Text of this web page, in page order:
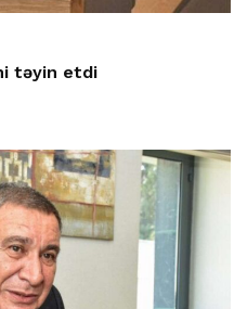
təyin etdi